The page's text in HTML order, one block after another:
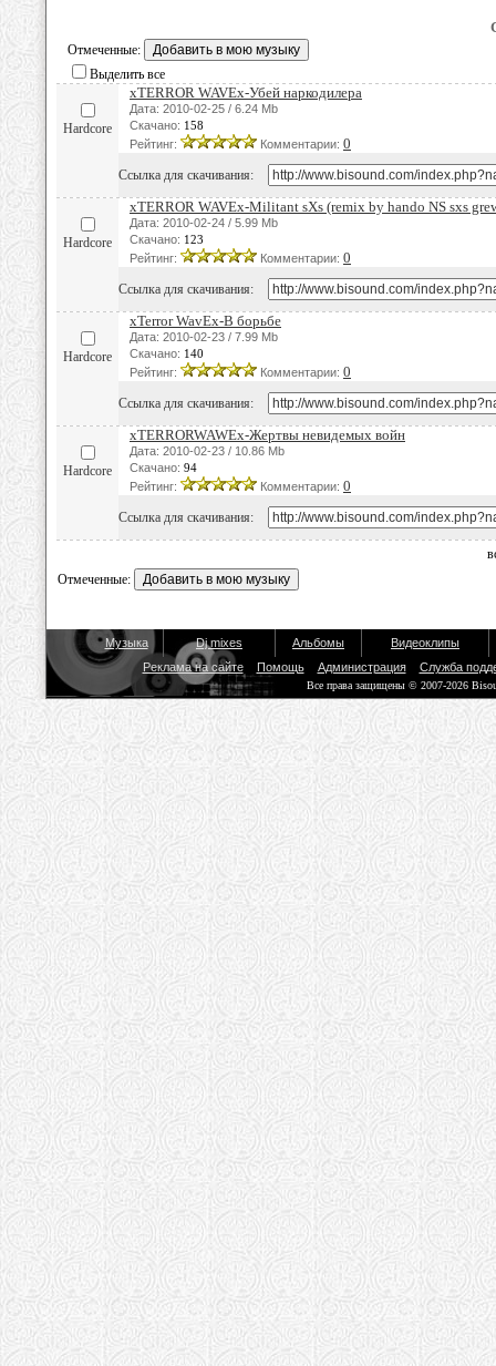
Отмеченные:
Выделить все
Hardcore
xTERROR WAVEx-Убей наркодилера
Дата: 2010-02-25 / 6.24 Mb
Скачано: 158
Рейтинг:
Комментарии: 0
Ссылка для скачивания:
Hardcore
xTERROR WAVEx-Militant sXs (remix by hando NS sxs
Дата: 2010-02-24 / 5.99 Mb
Скачано: 123
Рейтинг:
Комментарии: 0
Ссылка для скачивания:
Hardcore
xTerror WavEx-В борьбе
Дата: 2010-02-23 / 7.99 Mb
Скачано: 140
Рейтинг:
Комментарии: 0
Ссылка для скачивания:
Hardcore
xTERRORWAWEx-Жертвы невидемых войн
Дата: 2010-02-23 / 10.86 Mb
Скачано: 94
Рейтинг:
Комментарии: 0
Ссылка для скачивания:
Отмеченные:
Музыка Dj mixes Альбомы
Видеоклипы
Реклама на сайте
Помощь Администрация Служба
Все права защищены © 2007-2026